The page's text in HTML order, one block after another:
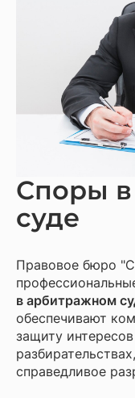
Споры
суде
Правовое бюро
в арбитражном
обеспечивают
защиту
справедливое